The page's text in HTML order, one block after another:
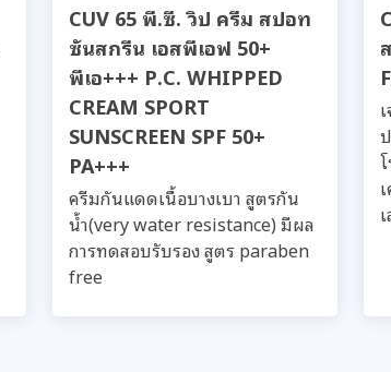
CUV 65 พี.ซี. วิป ครีม สปอท
ซันสกรีน เอสพีเอฟ 50+
พีเอ+++ P.C. WHIPPED
CREAM SPORT
SUNSCREEN SPF 50+
PA+++
ครีมกันแดดเนื้อบางเบา สูตรกัน
น้ำ(very water resistance) มีผล
การทดสอบรับรอง สูตร paraben
free